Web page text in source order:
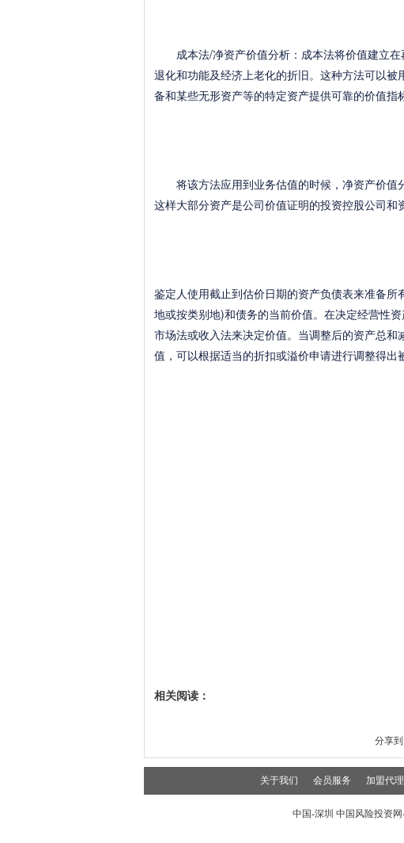
成本法/净资产价值分析：成本法将价值建立在
退化和功能及经济上老化的折旧。这种方法可以
备和某些无形资产等的特定资产提供可靠的价值指
将该方法应用到业务估值的时候，净资产价值
这样大部分资产是公司价值证明的投资控股公司和
鉴定人使用截止到估价日期的资产负债表来准备
地或按类别地)和债务的当前价值。在决定经营性
市场法或收入法来决定价值。当调整后的资产总
值，可以根据适当的折扣或溢价申请进行调整得出
相关阅读：
分享到
关于我们 会员服务 加盟代理
中国-深圳 中国风险投资